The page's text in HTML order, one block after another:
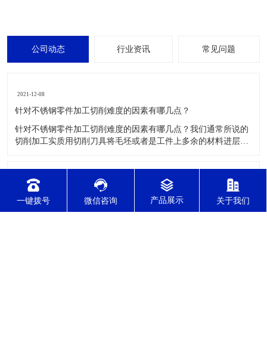
公司动态 行业资讯 常见问题
2021-12-08
针对不锈钢零件加工切削难度的因素有哪几点？
针对不锈钢零件加工切削难度的因素有哪几点？我们通常所说的
切削加工实质用切削刀具将毛坯或者是工件上多余的材料进层进
其他的常规材料，比如铜材和铝合金，究其原因有以下几个关键
2021-12-08
CNC车铣复合加工主要有哪几种加工形式？
CNC车铣复合加工主要有哪几种加工形式？车铣复合加工有两种
一键拨号 微信咨询 关于我们